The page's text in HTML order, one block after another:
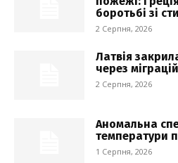
боротьбі зі
2 Серпня, 2026
Латвія
через
2 Серпня, 2026
Аномальна
температури
1 Серпня, 2026